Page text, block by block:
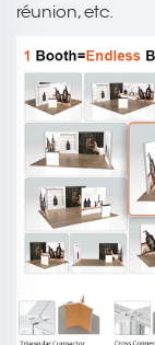
réunion, etc.